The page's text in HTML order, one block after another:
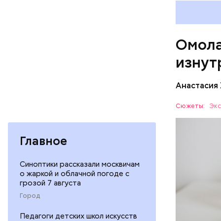
Главное
Синоптики рассказали москвичам
о жаркой и облачной погоде с
грозой 7 августа
Город
Педагоги детских школ искусств
Сюжеты:
Дыня
лютеин
наше
калий
По
щавель в